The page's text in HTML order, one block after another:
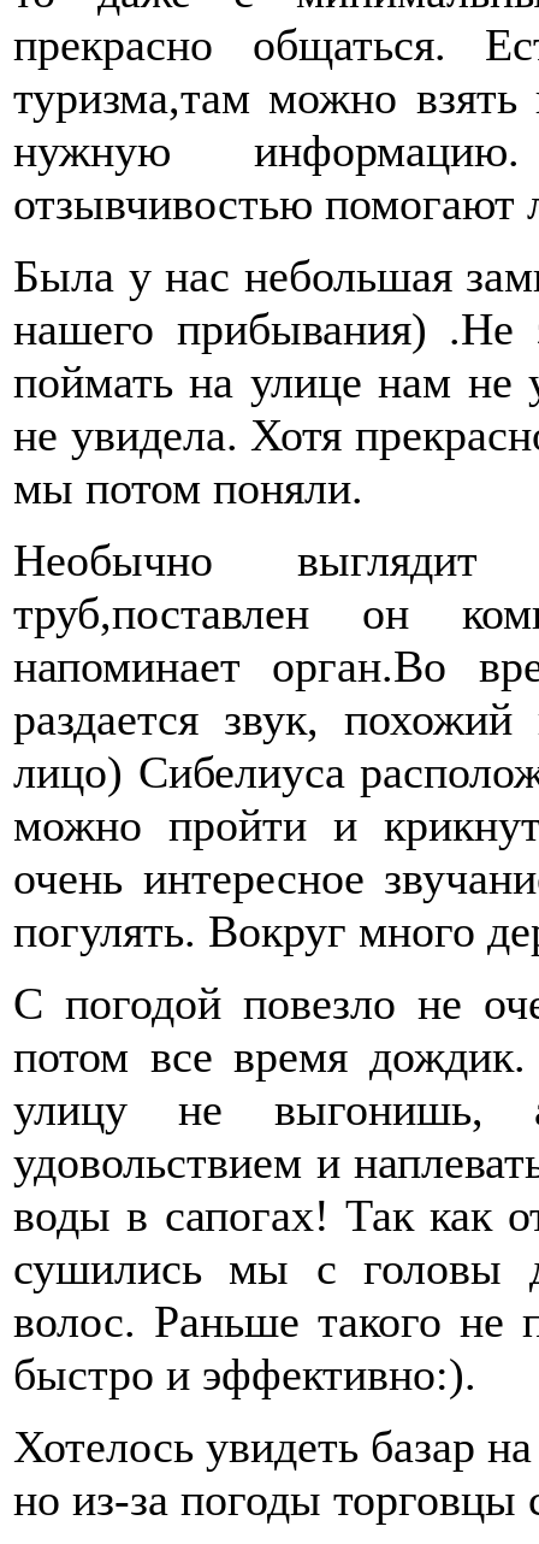
прекрасно общаться.
туризма,там можно
нужную
отзывчивостью помогают
Была у нас небольшая
нашего прибывания) .Не
поймать на улице нам не
не увидела. Хотя
мы потом поняли.
Необычно
труб,поставлен он
напоминает орган.Во
раздается звук,
лицо) Сибелиуса
можно пройти и
очень интересное
погулять. Вокруг много
С погодой повезло не
потом все время
улицу не выгонишь,
удовольствием и
воды в сапогах! Так как
сушились мы с головы
волос. Раньше такого не
быстро и эффективно:).
Хотелось увидеть базар
но из-за погоды торговцы